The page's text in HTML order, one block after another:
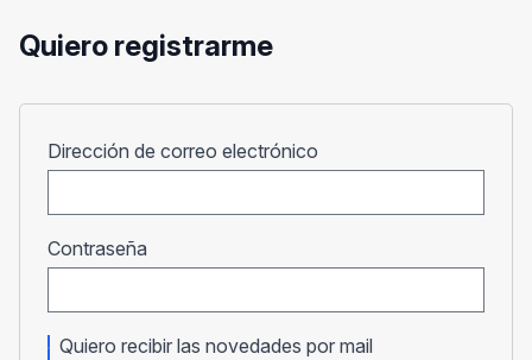
Quiero registrarme
Dirección de correo electrónico
Contraseña
Quiero recibir las novedades por mail